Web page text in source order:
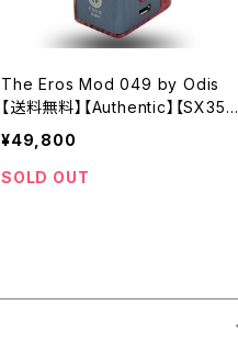
The Eros Mod 049 by Odis
【送料無料】【Authentic】【SX350
J-V2 chipset】【1 x 18650】【SX
350J-V2】【Gravity sensor sys
tem】【Premium grade stabiliz
¥49,800
SOLD OUT